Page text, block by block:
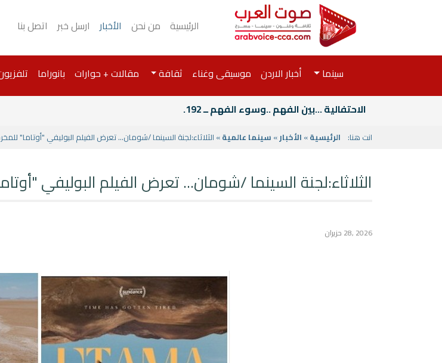
الرئيسية من نحن الأخبار ارسل خبر اتصل بنا
سينما أخبار الاردن موسيقى وغناء ثقافة مقالات + حوارات بانوراما
الاحتفالية ...بين الفهم ..وسوء الفهم ــ 192.
انت هنا: الرئيسية» الأخبار» سينما عالمية» الثلاثاء:لجنة السينما /شومان... تعرض الفيلم البوليفي "أوتاما" للمخرج
الثلاثاء:لجنة السينما /شومان... تعرض الفيلم البوليفي
2026 ,28 حزيران